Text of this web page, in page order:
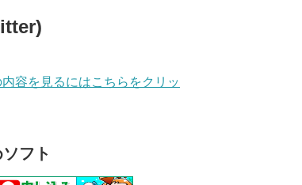
容を見るにはこちらをクリッ
フト